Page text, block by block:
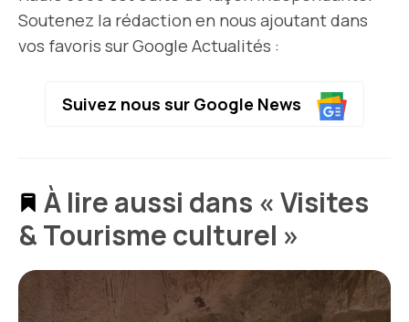
Soutenez la rédaction en nous ajoutant dans
vos favoris sur Google Actualités :
Suivez nous sur Google News
À lire aussi dans « Visites
& Tourisme culturel »